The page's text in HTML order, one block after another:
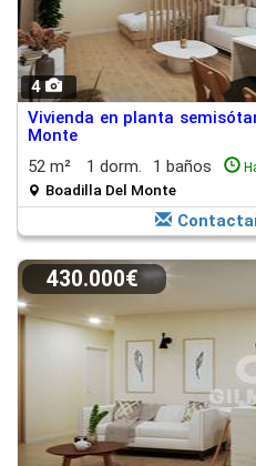
4
Vivienda en planta
Monte
52 m²
1 dorm. 1 baños
Boadilla Del Monte
430.000€